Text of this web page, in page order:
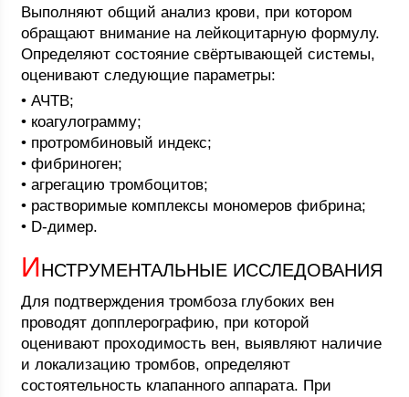
Выполняют общий анализ крови, при котором
обращают внимание на лейкоцитарную формулу.
Определяют состояние свёртывающей системы,
оценивают следующие параметры:
• АЧТВ;
• коагулограмму;
• протромбиновый индекс;
• фибриноген;
• агрегацию тромбоцитов;
• растворимые комплексы мономеров фибрина;
• D-димер.
ИНСТРУМЕНТАЛЬНЫЕ ИССЛЕДОВАНИЯ
Для подтверждения тромбоза глубоких вен
проводят допплерографию, при которой
оценивают проходимость вен, выявляют наличие
и локализацию тромбов, определяют
состоятельность клапанного аппарата. При